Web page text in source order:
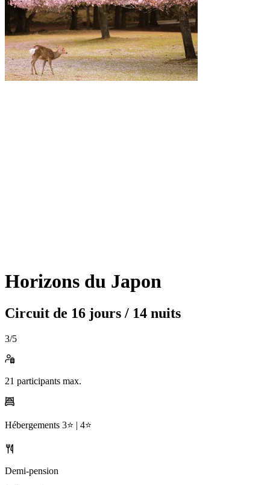
Horizons du Japon
Circuit de 16 jours / 14 nuits
3/5
21 participants max.
Hébergements 3⭐️ | 4⭐️
Demi-pension